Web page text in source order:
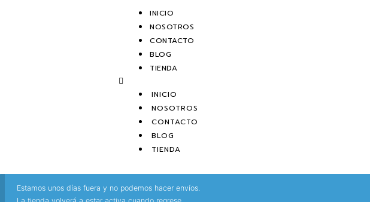
INICIO
NOSOTROS
CONTACTO
BLOG
TIENDA
INICIO
NOSOTROS
CONTACTO
BLOG
TIENDA
Estamos unos días fuera y no podemos hacer envíos.